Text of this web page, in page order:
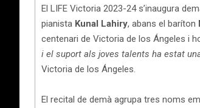
El LIFE Victoria 2023-24 s’inaugura
pianista Kunal Lahiry, abans el baríton
centenari de Victoria de los Ángeles i
i el suport als joves talents ha estat
Victoria de los Ángeles.
El recital de demà agrupa tres noms